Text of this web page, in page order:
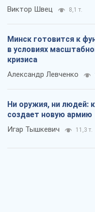
Виктор Швец 8,1 т.
Минск готовится к
в условиях
кризиса
Александр Левченко
Ни оружия, ни людей:
создает новую армию
Игар Тышкевич 11,3 т.